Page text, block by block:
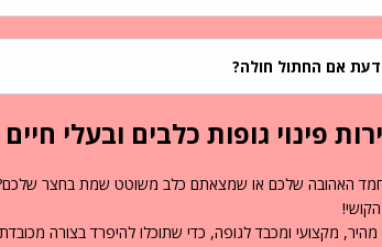
אם החתול חולה?
פינוי גופות כלבים ובעלי חיים
האהובה שלכם או שמצאתם כלב משוטט שמת בחצר
מהיר, מקצועי ומכבד לגופה, כדי שתוכלו להיפרד בצורה